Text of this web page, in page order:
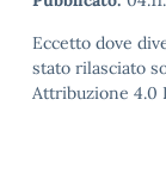
Eccetto dove
stato rilasciato
Attribuzione 4.0